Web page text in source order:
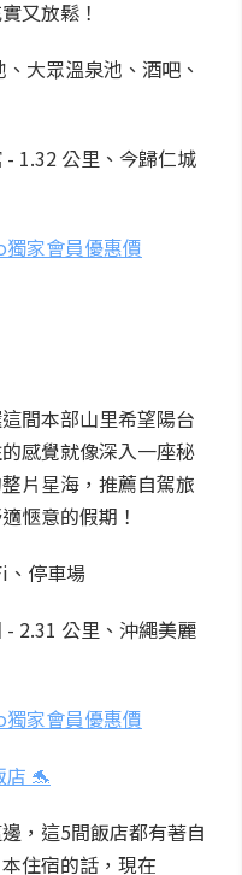
又放鬆！
大眾溫泉池、酒吧、
1.32 公里、今歸仁城
家會員優惠價
間本部山里希望陽台
感覺就像深入一座秘
片星海，推薦自駕旅
愜意的假期！
、停車場
2.31 公里、沖繩美麗
家會員優惠價
店 🐬
，這5間飯店都有著自
住宿的話，現在